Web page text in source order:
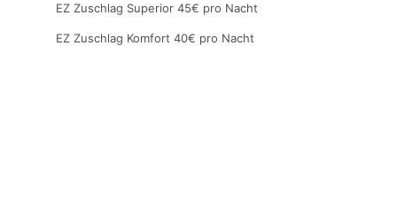
EZ Zuschlag Superior 45€ pro Nacht
EZ Zuschlag Komfort 40€ pro Nacht